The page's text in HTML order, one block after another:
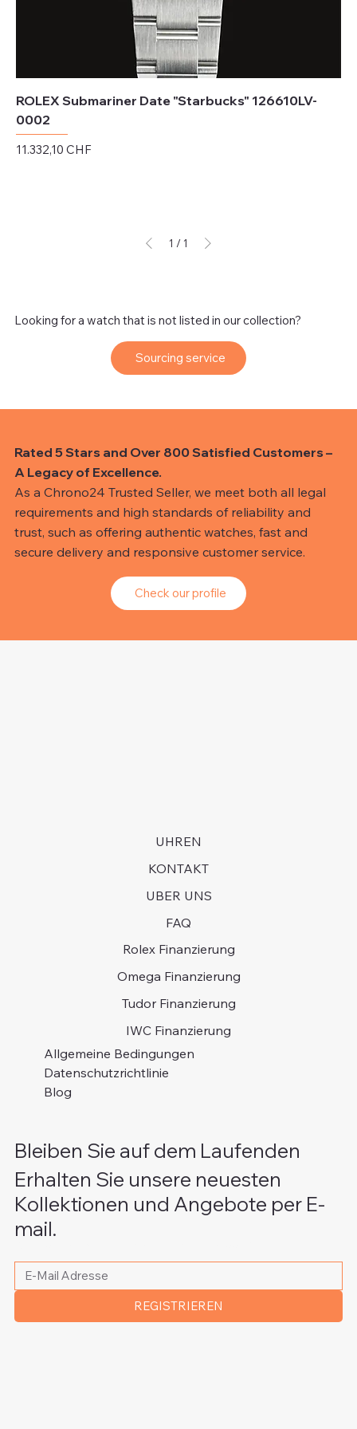
Looking for a watch that is not listed in our collection?
Sourcing service
ROLEX Submariner Date "Starbucks" 126610LV-
0002
Preis
11.332,10 CHF
1 / 1
Rated 5 Stars and Over 800 Satisfied Customers –
A Legacy of Excellence.
As a Chrono24 Trusted Seller, we meet both all legal
requirements and high standards of reliability and
trust, such as offering authentic watches, fast and
secure delivery and responsive customer service.
Check our profile
UHREN
KONTAKT
UBER UNS
FAQ
Rolex Finanzierung
Omega Finanzierung
Tudor Finanzierung
IWC Finanzierung
Allgemeine Bedingungen
Datenschutzrichtlinie
Blog
Bleiben Sie auf dem Laufenden
Erhalten Sie unsere neuesten
Kollektionen und Angebote per E-
mail.
REGISTRIEREN